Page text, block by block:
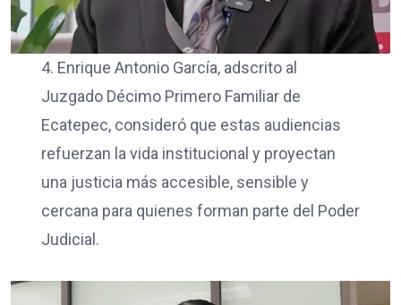
4. Enrique Antonio García, adscrito al
Juzgado Décimo Primero Familiar de
Ecatepec, consideró que estas audiencias
refuerzan la vida institucional y proyectan
una justicia más accesible, sensible y
cercana para quienes forman parte del Poder
Judicial.